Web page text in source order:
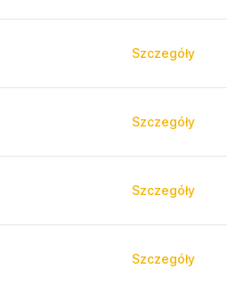
Szczegóły
Szczegóły
Szczegóły
Szczegóły